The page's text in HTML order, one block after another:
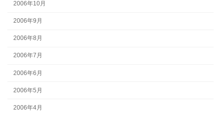
2006年10月
2006年9月
2006年8月
2006年7月
2006年6月
2006年5月
2006年4月